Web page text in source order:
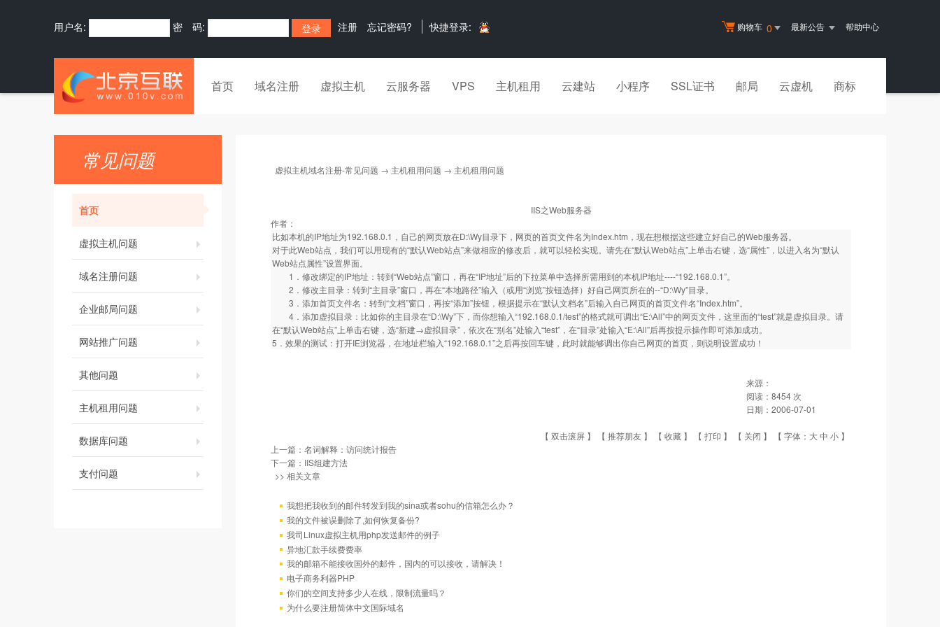
购物车 0 最新公告 帮助中心
用户名: 密 码: 注册 忘记密码? 快捷登录:
首页 域名注册 虚拟主机 云服务器 VPS 主机租用 云建站 小程序 SSL证书 邮局 云虚机 商标
常见问题
首页
虚拟主机问题
域名注册问题
企业邮局问题
网站推广问题
其他问题
主机租用问题
数据库问题
支付问题
虚拟主机域名注册-常见问题 → 主机租用问题 → 主机租用问题
IIS之Web服务器
作者：
比如本机的IP地址为192.168.0.1，自己的网页放在D:\Wy目录下，网页的首页文件名为Index.htm，现在想根据这些建立好自己的Web服务器。
对于此Web站点，我们可以用现有的“默认Web站点”来做相应的修改后，就可以轻松实现。请先在“默认Web站点”上单击右键，选“属性”，以进入名为“默认
Web站点属性”设置界面。
1．修改绑定的IP地址：转到“Web站点”窗口，再在“IP地址”后的下拉菜单中选择所需用到的本机IP地址----“192.168.0.1”。
2．修改主目录：转到“主目录”窗口，再在“本地路径”输入（或用“浏览”按钮选择）好自己网页所在的--“D:\Wy”目录。
3．添加首页文件名：转到“文档”窗口，再按“添加”按钮，根据提示在“默认文档名”后输入自己网页的首页文件名“Index.htm”。
4．添加虚拟目录：比如你的主目录在“D:\Wy”下，而你想输入“192.168.0.1/test”的格式就可调出“E:\All”中的网页文件，这里面的“test”就是虚拟目录。请
在“默认Web站点”上单击右键，选“新建→虚拟目录”，依次在“别名”处输入“test”，在“目录”处输入“E:\All”后再按提示操作即可添加成功。
5．效果的测试：打开IE浏览器，在地址栏输入“192.168.0.1”之后再按回车键，此时就能够调出你自己网页的首页，则说明设置成功！
来源：
阅读： 8454 次
日期： 2006-07-01
【 双击滚屏 】 【 推荐朋友 】 【 收藏 】 【 打印 】 【 关闭 】 【 字体： 大中 小 】
上一篇： 名词解释：访问统计报告
下一篇： IIS组建方法
>> 相关文章
我想把我收到的邮件转发到我的sina或者sohu的信箱怎么办？
我的文件被误删除了,如何恢复备份?
我司Linux虚拟主机用php发送邮件的例子
异地汇款手续费费率
我的邮箱不能接收国外的邮件，国内的可以接收，请解决！
电子商务利器PHP
你们的空间支持多少人在线，限制流量吗？
为什么要注册简体中文国际域名